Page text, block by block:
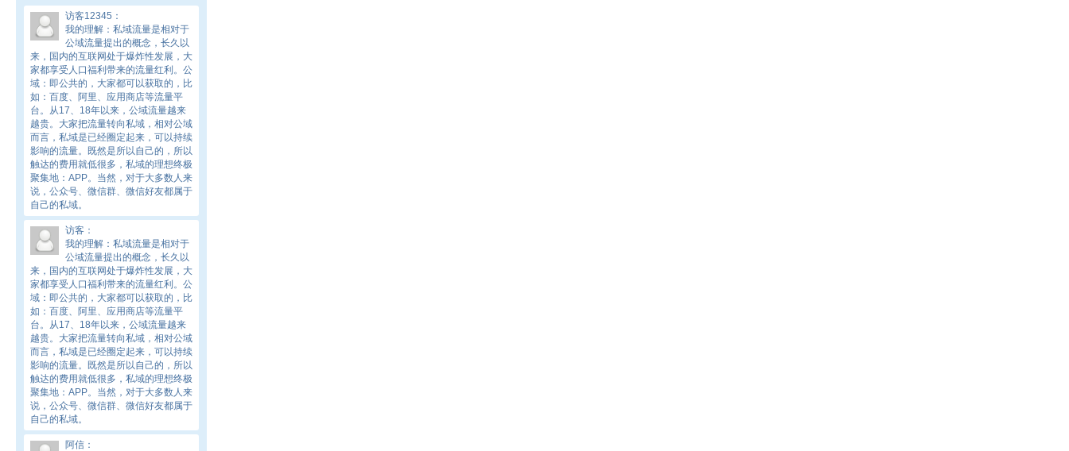
访客12345 ：
我的理解：私域流量是相对于
公域流量提出的概念，长久以
来，国内的互联网处于爆炸性发展，大
家都享受人口福利带来的流量红利。公
域：即公共的，大家都可以获取的，比
如：百度、阿里、应用商店等流量平
台。从17、18年以来，公域流量越来
越贵。大家把流量转向私域，相对公域
而言，私域是已经圈定起来，可以持续
影响的流量。既然是所以自己的，所以
触达的费用就低很多，私域的理想终极
聚集地：APP。当然，对于大多数人来
说，公众号、微信群、微信好友都属于
自己的私域。
访客 ：
我的理解：私域流量是相对于
公域流量提出的概念，长久以
来，国内的互联网处于爆炸性发展，大
家都享受人口福利带来的流量红利。公
域：即公共的，大家都可以获取的，比
如：百度、阿里、应用商店等流量平
台。从17、18年以来，公域流量越来
越贵。大家把流量转向私域，相对公域
而言，私域是已经圈定起来，可以持续
影响的流量。既然是所以自己的，所以
触达的费用就低很多，私域的理想终极
聚集地：APP。当然，对于大多数人来
说，公众号、微信群、微信好友都属于
自己的私域。
阿信 ：